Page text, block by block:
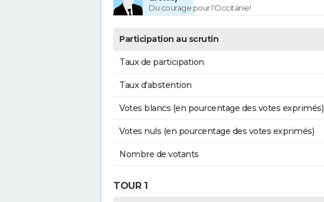
Du courage pour l'Occitanie!
Participation au scrutin
Taux de participation
Taux d'abstention
Votes blancs (en pourcentage des votes exprimés)
Votes nuls (en pourcentage des votes exprimés)
Nombre de votants
TOUR 1